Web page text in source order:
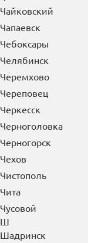
Чайковский
Чапаевск
Чебоксары
Челябинск
Черемхово
Череповец
Черкесск
Черноголовка
Черногорск
Чехов
Чистополь
Чита
Чусовой
Ш
Шадринск